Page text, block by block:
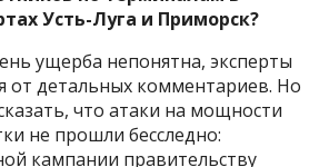
Усть-Луга и Приморск?
ущерба непонятна, эксперты
от детальных комментариев. Но
что атаки на мощности
не прошли бесследно:
кампании правительству